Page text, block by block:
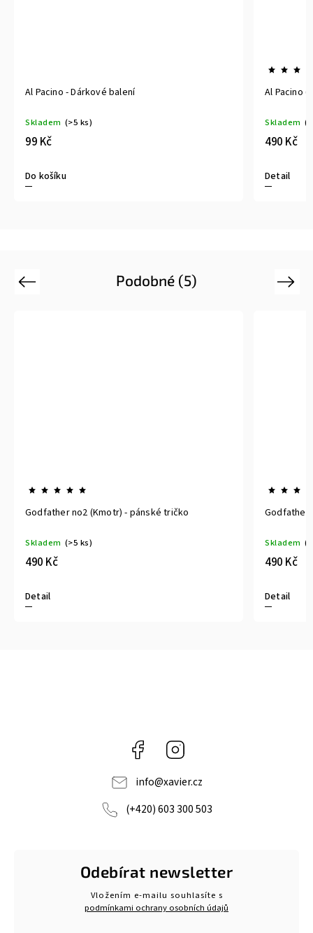
Al Pacino - Dárkové balení
Skladem (>5 ks)
99 Kč
Do košíku
Al Pacino
Skladem
490 Kč
Detail
Podobné (5)
Previous
Godfather no2 (Kmotr) - pánské tričko
Skladem (>5 ks)
490 Kč
Detail
Godfather
Skladem
490 Kč
Detail
Next
Facebook
info@xavier.cz
(+420) 603 300 503
Odebírat newsletter
Vložením e-mailu souhlasíte s
podmínkami ochrany osobních údajů